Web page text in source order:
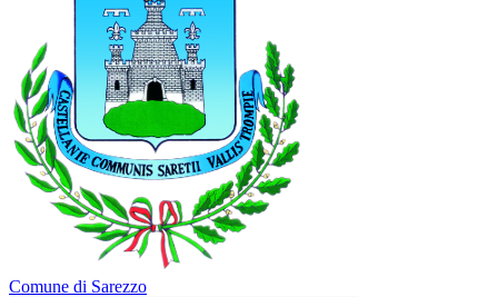
Comune di Sarezzo